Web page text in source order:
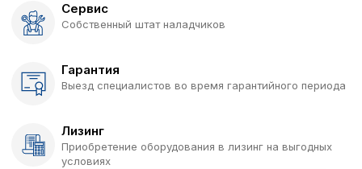
Сервис
Собственный штат наладчиков
Гарантия
Выезд специалистов во время гарантийного периода
Лизинг
Приобретение оборудования в лизинг на выгодных
условиях